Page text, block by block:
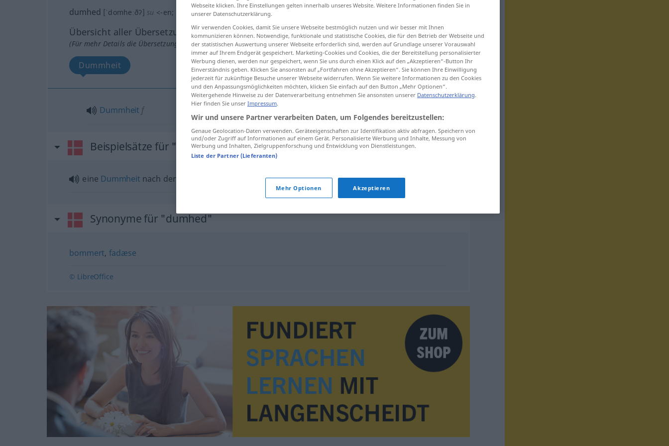
dumhed [ˈdomheːðʔ] su <-en;
Übersicht aller Übersetzungen
(Für mehr Details die Übersetzung anklicken/antippen)
Dummheit
Dummheit f
Beispielsätze für "dumhed"
eine Dummheit nach der anderen denenedumhed efter denanden
Synonyme für "dumhed"
bommert, fadæse
© LibreOffice
Webseite klicken. Ihre Einstellungen gelten innerhalb unseres Website. Weitere Informationen finden Sie in
unserer Datenschutzerklärung.
Wir verwenden Cookies, damit Sie unsere Webseite bestmöglich nutzen und wir besser mit Ihnen
kommunizieren können. Notwendige, funktionale und statistische Cookies, die für den Betrieb der Webseite und
der statistischen Auswertung unserer Webseite erforderlich sind, werden auf Grundlage unserer Vorauswahl
immer auf Ihrem Endgerät gespeichert. Marketing-Cookies und Cookies, die der Bereitstellung personalisierter
Werbung dienen, werden nur gespeichert, wenn Sie uns durch einen Klick auf den „Akzeptieren“-Button Ihr
Einverständnis geben. Klicken Sie ansonsten auf „Fortfahren ohne Akzeptieren“. Sie können Ihre Einwilligung
jederzeit für zukünftige Besuche unserer Webseite widerrufen. Wenn Sie weitere Informationen zu den Cookies
und den Anpassungsmöglichkeiten möchten, klicken Sie einfach auf den Button „Mehr Optionen“.
Weitergehende Hinweise zu der Datenverarbeitung entnehmen Sie ansonsten unserer Datenschutzerklärung.
Hier finden Sie unser Impressum.
Wir und unsere Partner verarbeiten Daten, um Folgendes bereitzustellen:
Genaue Geolocation-Daten verwenden. Geräteeigenschaften zur Identifikation aktiv abfragen. Speichern von
und/oder Zugriff auf Informationen auf einem Gerät. Personalisierte Werbung und Inhalte, Messung von
Werbung und Inhalten, Zielgruppenforschung und Entwicklung von Dienstleistungen.
Liste der Partner (Lieferanten)
Mehr Optionen Akzeptieren